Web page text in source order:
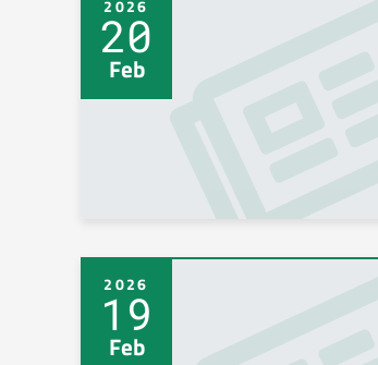
2026
20
Feb
2026
19
Feb